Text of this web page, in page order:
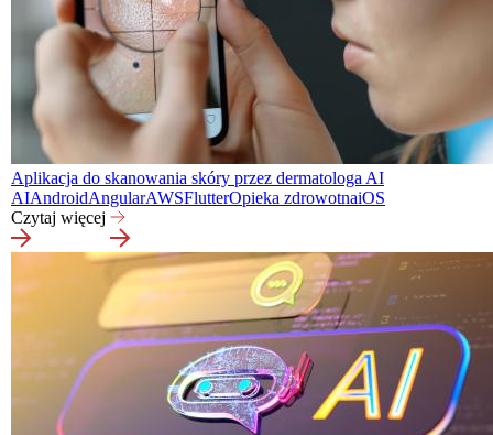
Aplikacja do skanowania skóry przez dermatologa AI
AIAndroidAngularAWSFlutterOpieka zdrowotnaiOS
Czytaj więcej